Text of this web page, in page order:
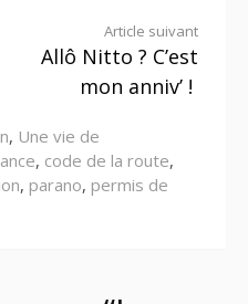
Article suivant
Allô Nitto ? C’est
mon anniv’ !
, Une vie de
, code de la route,
, parano, permis de